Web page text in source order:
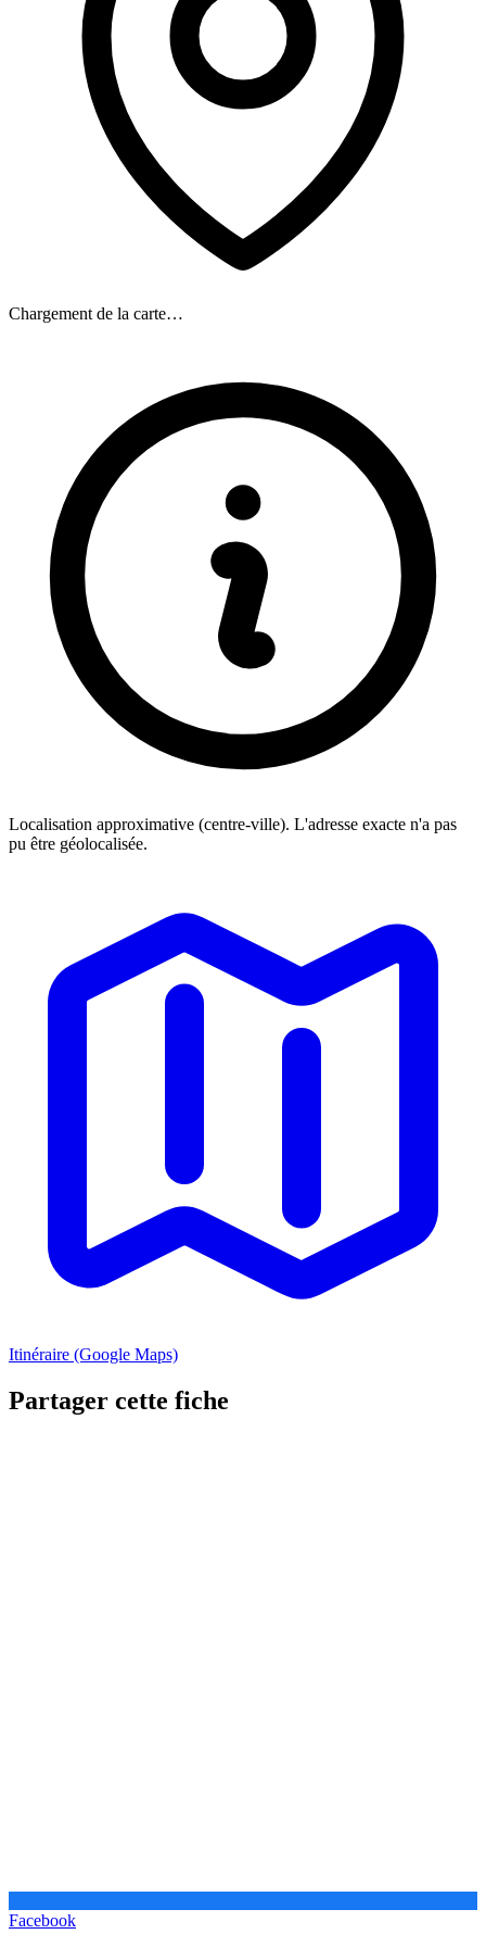
Chargement de la carte…
Localisation approximative (centre-ville). L'adresse exacte n'a pas
pu être géolocalisée.
Itinéraire (Google Maps)
Partager cette fiche
Facebook